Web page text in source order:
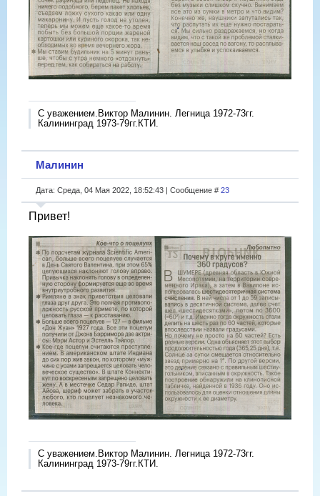
С уважением.Виктор Малинин. Легница 1972-73гг.
Калининград 1973-79гг.КТИ.
Малинин
Дата: Среда, 04 Мая 2022, 18:52:43 | Сообщение # 23
Привет!
С уважением.Виктор Малинин. Легница 1972-73гг.
Калининград 1973-79гг.КТИ.